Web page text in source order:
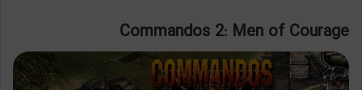
Commandos 2: Men of Courage